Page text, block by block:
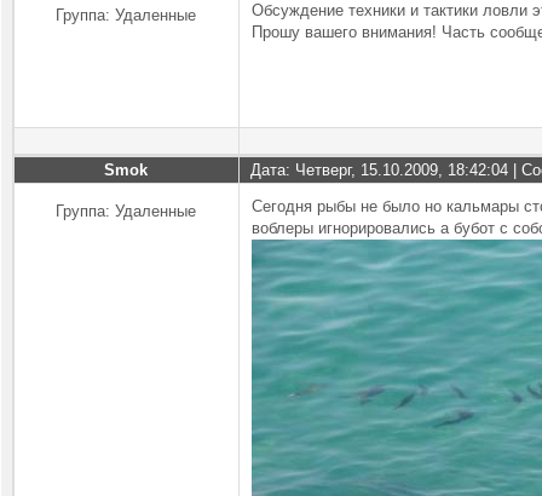
Группа: Удаленные
Обсуждение техники и тактики ловли
Прошу вашего внимания! Часть
Smok Дата: Четверг, 15.10.2009, 18:42:04 |
Группа: Удаленные
Сегодня рыбы не было но кальмары
воблеры игнорировались а бубот с